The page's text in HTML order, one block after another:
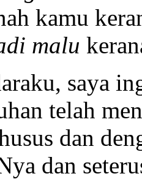
kamu
malu
saya
telah
dan
dan